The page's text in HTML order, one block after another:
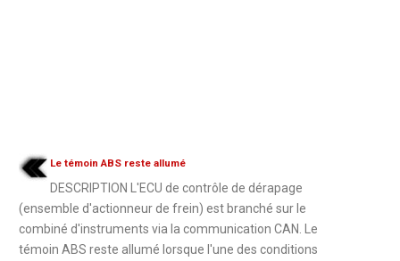
Le témoin ABS reste allumé
DESCRIPTION L'ECU de contrôle de dérapage
(ensemble d'actionneur de frein) est branché sur le
combiné d'instruments via la communication CAN. Le
témoin ABS reste allumé lorsque l'une des conditions